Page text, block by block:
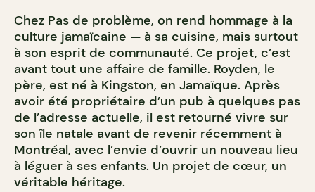
Chez Pas de problème, on rend hommage à la
culture jamaïcaine — à sa cuisine, mais surtout
à son esprit de communauté. Ce projet, c’est
avant tout une affaire de famille. Royden, le
père, est né à Kingston, en Jamaïque. Après
avoir été propriétaire d’un pub à quelques pas
de l’adresse actuelle, il est retourné vivre sur
son île natale avant de revenir récemment à
Montréal, avec l’envie d’ouvrir un nouveau lieu
à léguer à ses enfants. Un projet de cœur, un
véritable héritage.